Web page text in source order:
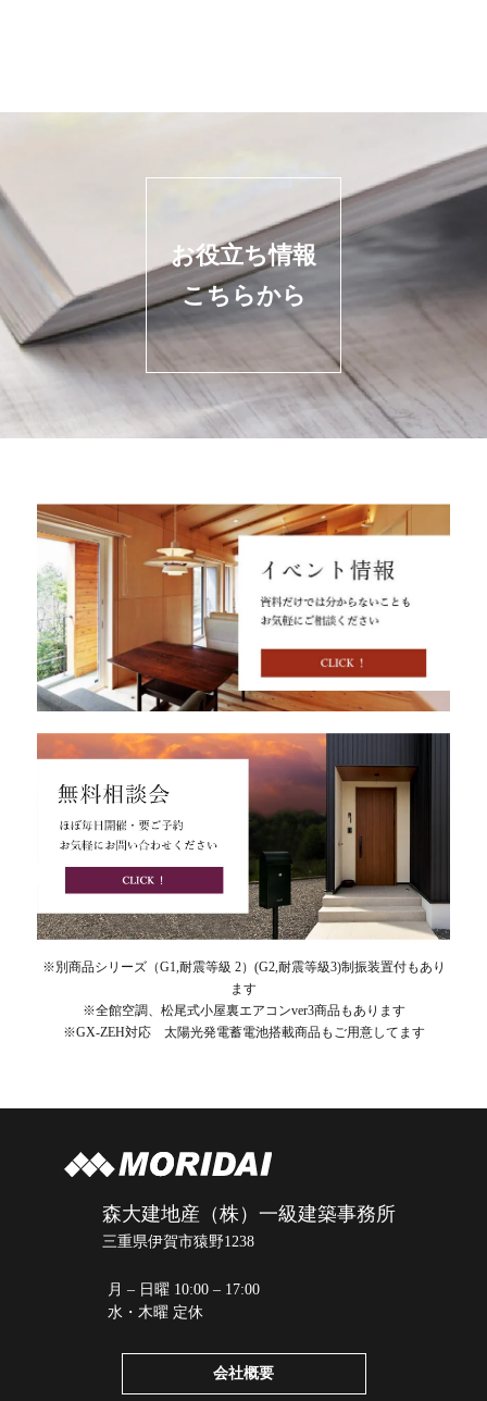
お役立ち情報
こちらから
※別商品シリーズ（G1,耐震等級 2）(G2,耐震等級3)制振装置付もあり
ます
※全館空調、松尾式小屋裏エアコンver3商品もあります
※GX-ZEH対応 太陽光発電蓄電池搭載商品もご用意してます
森大建地産（株）一級建築事務所
三重県伊賀市猿野1238
月 – 日曜 10:00 – 17:00
水・木曜 定休
会社概要